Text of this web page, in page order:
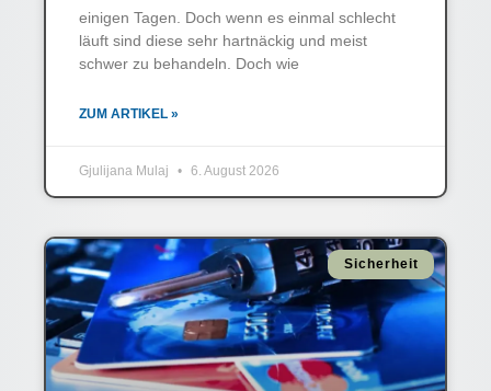
einigen Tagen. Doch wenn es einmal schlecht
läuft sind diese sehr hartnäckig und meist
schwer zu behandeln. Doch wie
ZUM ARTIKEL »
Gjulijana Mulaj 6. August 2026
Sicherheit